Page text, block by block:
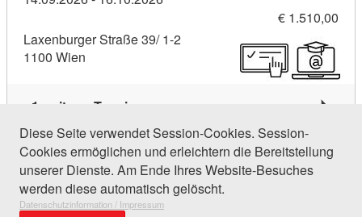
€ 1.510,00
Laxenburger Straße 39/ 1-2
1100 Wien
1 weiterer Termin
56 Einträge gefunden (1 von 3)
Diese Seite verwendet Session-Cookies. Session-
Cookies ermöglichen und erleichtern die Bereitstellung
unserer Dienste. Am Ende Ihres Website-Besuches
werden diese automatisch gelöscht.
Datenschutzinformation / Impressum